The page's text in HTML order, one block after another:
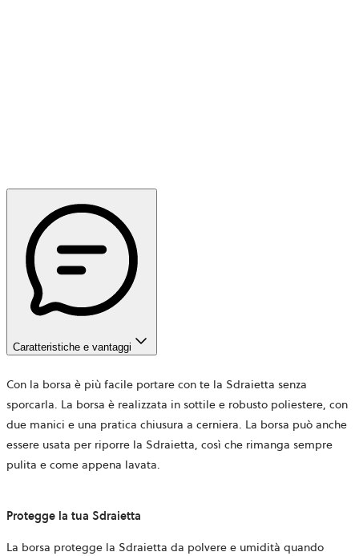
Caratteristiche e vantaggi
Con la borsa è più facile portare con te la Sdraietta senza
sporcarla. La borsa è realizzata in sottile e robusto poliestere, con
due manici e una pratica chiusura a cerniera. La borsa può anche
essere usata per riporre la Sdraietta, così che rimanga sempre
pulita e come appena lavata.
Protegge la tua Sdraietta
La borsa protegge la Sdraietta da polvere e umidità quando